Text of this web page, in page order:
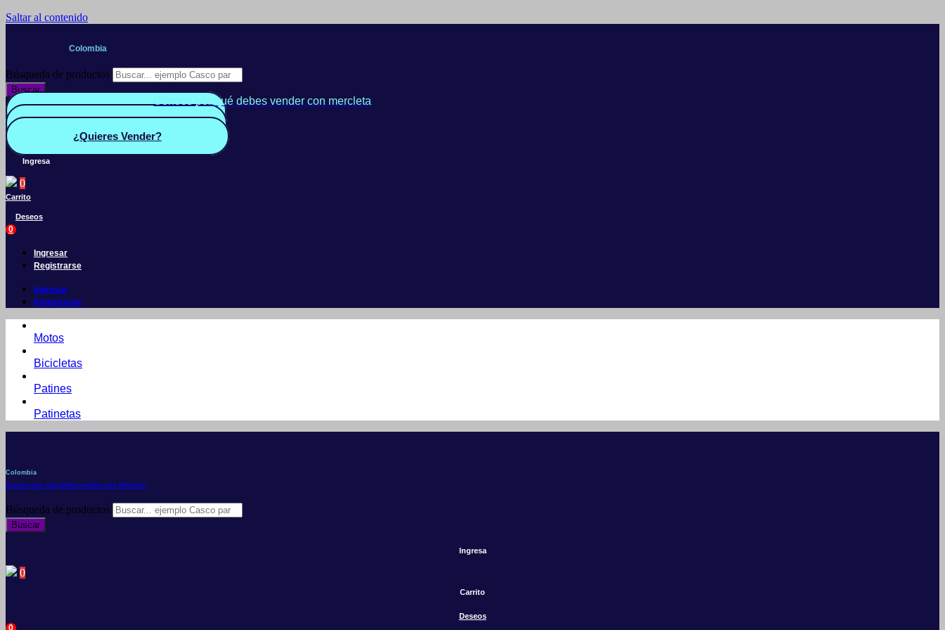
Saltar al contenido
Colombia
Búsqueda de productos
Buscar
Conoce por qué debes vender con mercleta
¿Quieres Vender?
Ingresa
0
Carrito
Deseos
0
Ingresar
Registrarse
Ingresar
Registrarse
Motos
Bicicletas
Patines
Patinetas
Colombia
Conoce por qué debes vender con Mercleta
Búsqueda de productos
Buscar
Ingresa
0
Carrito
Deseos
0